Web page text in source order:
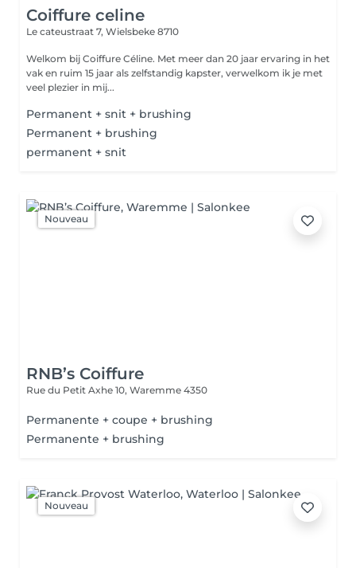
Coiffure celine
Le cateustraat 7, Wielsbeke 8710
Welkom bij Coiffure Céline. Met meer dan 20 jaar ervaring in het
vak en ruim 15 jaar als zelfstandig kapster, verwelkom ik je met
veel plezier in mij...
Permanent + snit + brushing
Permanent + brushing
permanent + snit
Nouveau
RNB’s Coiffure
Rue du Petit Axhe 10, Waremme 4350
Permanente + coupe + brushing
Permanente + brushing
Nouveau